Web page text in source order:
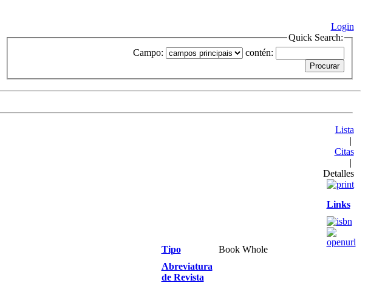
Login
Quick Search:
Campo:
contén:
Lista
|
Citas
|
Detalles
Links
Tipo
Book Whole
Abreviatura
de Revista